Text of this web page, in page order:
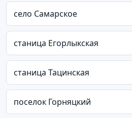
село Самарское
станица Егорлыкская
станица Тацинская
поселок Горняцкий